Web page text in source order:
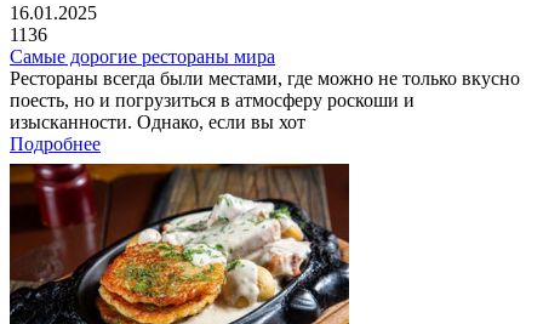
16.01.2025
1136
Самые дорогие рестораны мира
Рестораны всегда были местами, где можно не только вкусно
поесть, но и погрузиться в атмосферу роскоши и
изысканности. Однако, если вы хот
Подробнее